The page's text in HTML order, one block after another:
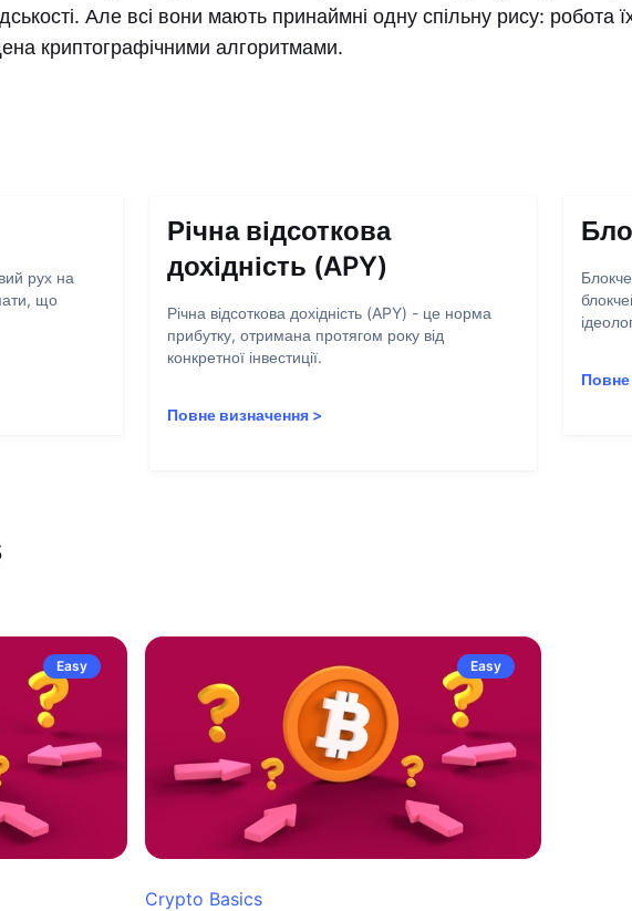
Але всі вони мають принаймні одну спільну рису: робота
криптографічними алгоритмами.
рух на
що
Річна відсоткова
дохідність (APY)
Річна відсоткова дохідність (APY) - це норма
прибутку, отримана протягом року від
конкретної інвестиції.
Повне визначення >
Повне
Easy Easy
Crypto Basics